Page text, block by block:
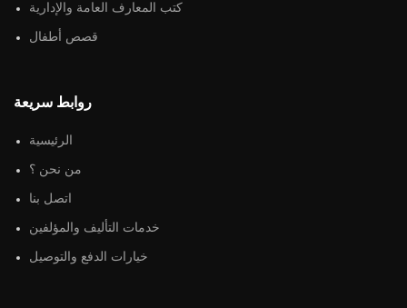
كتب المعارف العامة والإدارية
قصص أطفال
روابط سريعة
الرئيسية
من نحن ؟
اتصل بنا
خدمات التأليف والمؤلفين
خيارات الدفع والتوصيل